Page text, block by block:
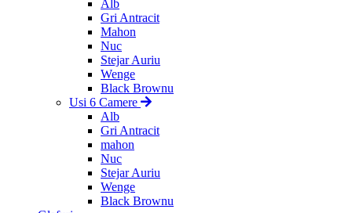
Alb
Gri Antracit
Mahon
Nuc
Stejar Auriu
Wenge
Black Brownu
Usi 6 Camere
Alb
Gri Antracit
mahon
Nuc
Stejar Auriu
Wenge
Black Brownu